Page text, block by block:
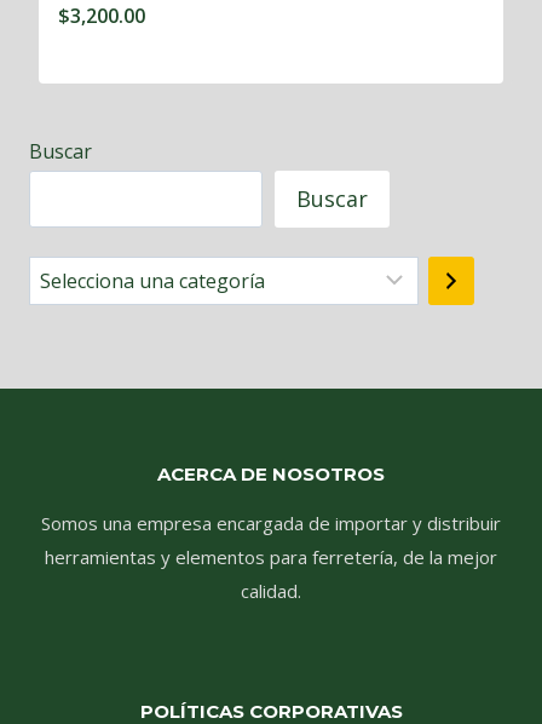
$3,200.00
Buscar
Buscar
Selecciona
una
ACERCA DE NOSOTROS
Somos una empresa encargada de importar y distribuir
herramientas y elementos para ferretería, de la mejor
calidad.
POLÍTICAS CORPORATIVAS